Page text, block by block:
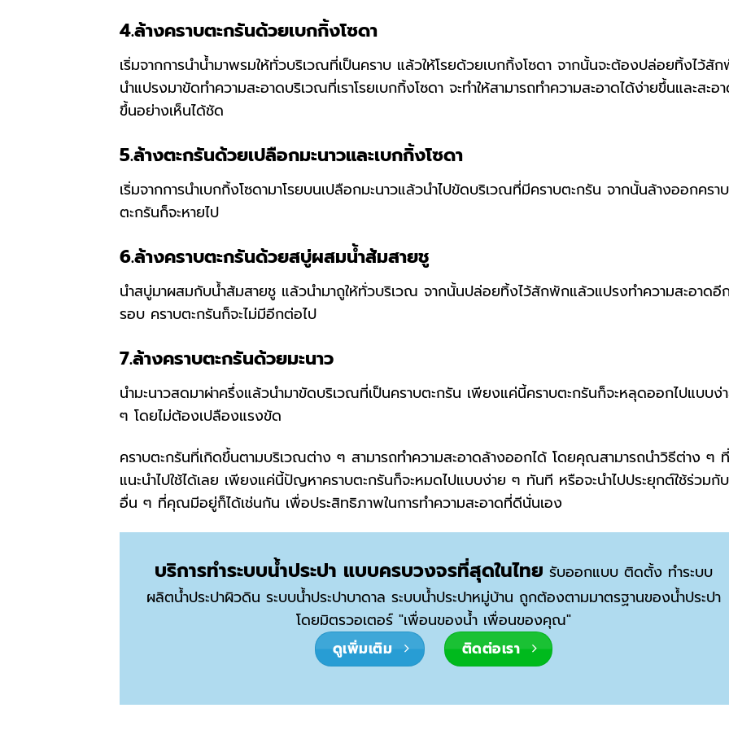
4.ล้างคราบตะกรันด้วยเบกกิ้งโซดา
เริ่มจากการนำน้ำมาพรมให้ทั่วบริเวณที่เป็นคราบ แล้วให้โรยด้วยเบกกิ้งโซดา จากนั้นจะต้องปล่อยทิ้งไว้สั
นำแปรงมาขัดทำความสะอาดบริเวณที่เราโรยเบกกิ้งโซดา จะทำให้สามารถทำความสะอาดได้ง่ายขึ้นและสะอ
ขึ้นอย่างเห็นได้ชัด
5.ล้างตะกรันด้วยเปลือกมะนาวและเบกกิ้งโซดา
เริ่มจากการนำเบกกิ้งโซดามาโรยบนเปลือกมะนาวแล้วนำไปขัดบริเวณที่มีคราบตะกรัน จากนั้นล้างออกคราบ
ตะกรันก็จะหายไป
6.ล้างคราบตะกรันด้วยสบู่ผสมน้ำส้มสายชู
นำสบู่มาผสมกับน้ำส้มสายชู แล้วนำมาถูให้ทั่วบริเวณ จากนั้นปล่อยทิ้งไว้สักพักแล้วแปรงทำความสะอาดอี
รอบ คราบตะกรันก็จะไม่มีอีกต่อไป
7.ล้างคราบตะกรันด้วยมะนาว
นำมะนาวสดมาผ่าครึ่งแล้วนำมาขัดบริเวณที่เป็นคราบตะกรัน เพียงแค่นี้คราบตะกรันก็จะหลุดออกไปแบบง่
ๆ โดยไม่ต้องเปลืองแรงขัด
คราบตะกรันที่เกิดขึ้นตามบริเวณต่าง ๆ สามารถทำความสะอาดล้างออกได้ โดยคุณสามารถนำวิธีต่าง ๆ ที่
แนะนำไปใช้ได้เลย เพียงแค่นี้ปัญหาคราบตะกรันก็จะหมดไปแบบง่าย ๆ ทันที หรือจะนำไปประยุกต์ใช้ร่วมกั
อื่น ๆ ที่คุณมีอยู่ก็ได้เช่นกัน เพื่อประสิทธิภาพในการทำความสะอาดที่ดีนั่นเอง
บริการทำระบบน้ำประปา แบบครบวงจรที่สุดในไทย รับออกแบบ ติดตั้ง ทำระบบ
ผลิตน้ำประปาผิวดิน ระบบน้ำประปาบาดาล ระบบน้ำประปาหมู่บ้าน ถูกต้องตามมาตรฐานของน้ำประปา
โดยมิตรวอเตอร์ "เพื่อนของน้ำ เพื่อนของคุณ"
ดูเพิ่มเติม
ติดต่อเรา